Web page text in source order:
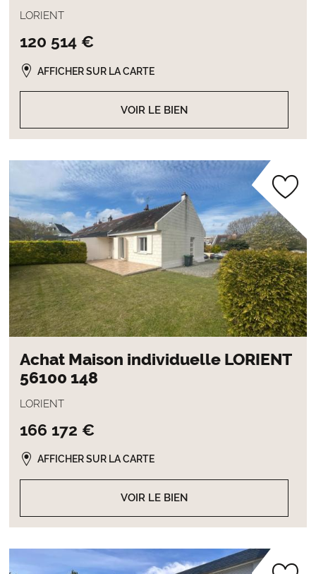
LORIENT
120 514 €
VOIR LE BIEN
AFFICHER SUR LA CARTE
Achat Maison individuelle LORIENT
56100 148
LORIENT
166 172 €
VOIR LE BIEN
AFFICHER SUR LA CARTE